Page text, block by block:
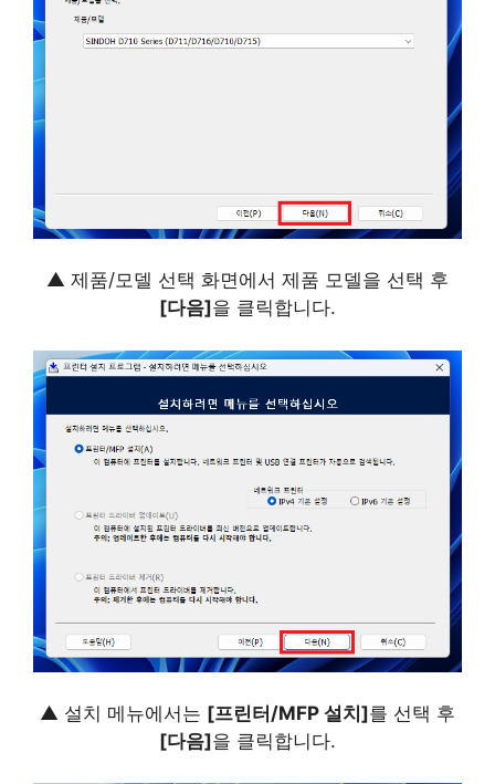
▲ 제품/모델 선택 화면에서 제품 모델을 선택 후
[다음]을 클릭합니다.
▲ 설치 메뉴에서는 [프린터/MFP 설치]를 선택 후
[다음]을 클릭합니다.